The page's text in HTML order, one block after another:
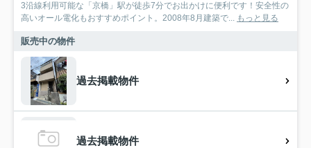
3沿線利用可能な「京橋」駅が徒歩7分でお出かけに便利です！安全性の
高いオール電化もおすすめポイント。2008年8月建築で... もっと見る
販売中の物件
過去掲載物件
過去掲載物件